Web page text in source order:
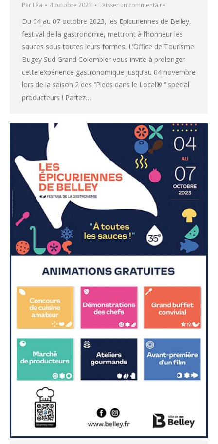
Par Léa 4 octobre 2023 Laisser un commentaire
Du 04 au 07 octobre 2023, les Epicuriennes de Belley,
festival de la gastronomie, mettront à l’honneur les
sauces sous toutes leurs formes. L’Office de Tourisme
Bugey Sud Grand Colombier vous invite à prolonger
cette expérience gastronomique jusqu’au 04 novembre
lors de la saison 2 des ‘‘Pieds dans le Local® ‘‘ spécial
producteurs ! Partez…